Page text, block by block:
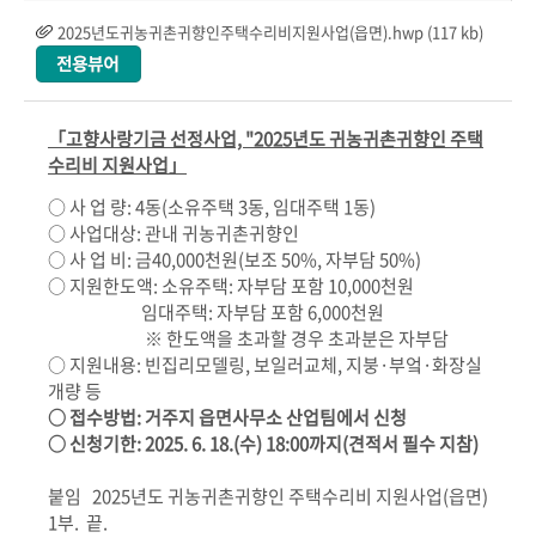
2025년도귀농귀촌귀향인주택수리비지원사업(읍면).hwp (117 kb)
「고향사랑기금 선정사업, "2025년도 귀농귀촌귀향인 주택
수리비 지원사업」
○사 업 량: 4동(소유주택3동, 임대주택 1동)
○사업대상:관내 귀농귀촌귀향인
○사 업 비: 금40,000천원(보조50%, 자부담50%)
○지원한도액: 소유주택: 자부담 포함10,000천원
임대주택: 자부담 포함6,000천원
※한도액을 초과할 경우 초과분은 자부담
○지원내용: 빈집리모델링,보일러교체, 지붕·부엌 ·화장실
개량 등
○ 접수방법: 거주지 읍면사무소 산업팀에서 신청
○ 신청기한: 2025. 6. 18.(수) 18:00까지(견적서 필수 지참)
붙임 2025년도 귀농귀촌귀향인 주택수리비 지원사업(읍면)
1부. 끝.